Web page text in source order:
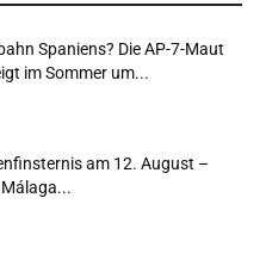
Spaniens? Die AP-7-Maut
im Sommer um...
am 12. August –